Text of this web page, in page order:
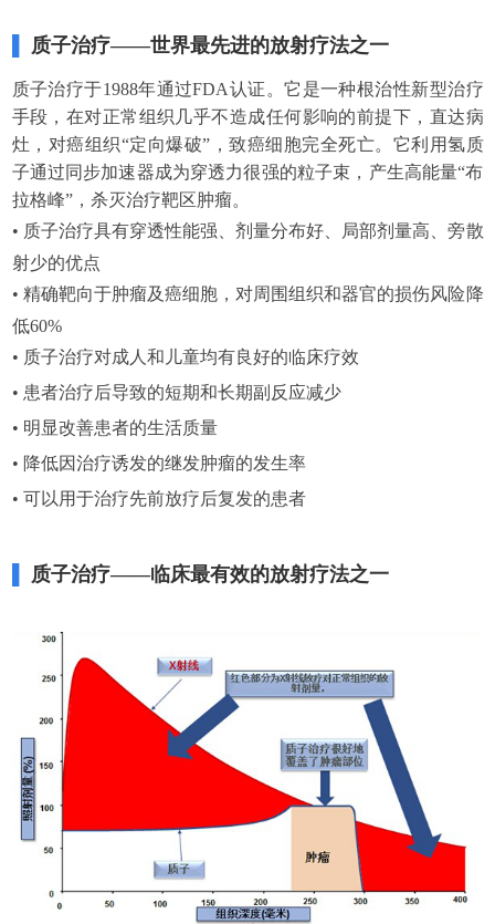
质子治疗——世界最先进的放射疗法之一
质子治疗于1988年通过FDA认证。它是一种根治性新型治疗
手段，在对正常组织几乎不造成任何影响的前提下，直达病
灶，对癌组织“定向爆破”，致癌细胞完全死亡。它利用氢质
子通过同步加速器成为穿透力很强的粒子束，产生高能量“布
拉格峰”，杀灭治疗靶区肿瘤。
• 质子治疗具有穿透性能强、剂量分布好、局部剂量高、旁散
射少的优点
• 精确靶向于肿瘤及癌细胞，对周围组织和器官的损伤风险降
低60%
• 质子治疗对成人和儿童均有良好的临床疗效
• 患者治疗后导致的短期和长期副反应减少
• 明显改善患者的生活质量
• 降低因治疗诱发的继发肿瘤的发生率
• 可以用于治疗先前放疗后复发的患者
质子治疗——临床最有效的放射疗法之一